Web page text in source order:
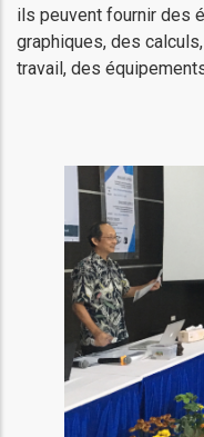
ils peuvent fournir des
graphiques, des
travail, des